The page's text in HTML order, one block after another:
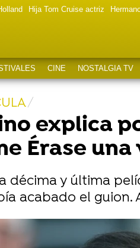
Hija Tom Cruise actriz
CINE NOSTALGIA TV
explica
Érase
décima y última
acabado el guion.